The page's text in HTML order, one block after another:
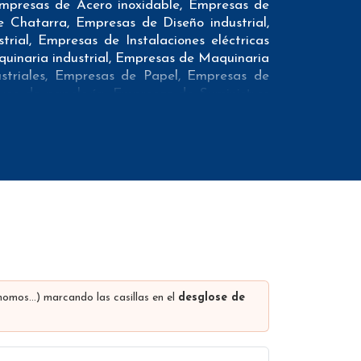
de Acero inoxidable, Empresas de
Chatarra, Empresas de Diseño industrial,
Empresas de Instalaciones eléctricas
industrial, Empresas de Maquinaria
Empresas de Papel, Empresas de
de papelería, Empresas de Suministros
de la Industria textil y Tiendas de
como teléfonos móviles con el fin de que
mediante un proveedor externo de forma
Además ofrecemos el conteo de
muchos otros datos (los campos que
marcando las casillas en el desglose de